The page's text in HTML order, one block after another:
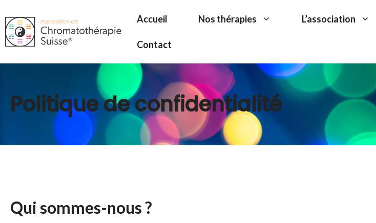
au
contenu
Accueil Nos thérapies L’association
Contact
Politique de confidentialité
Qui sommes-nous ?